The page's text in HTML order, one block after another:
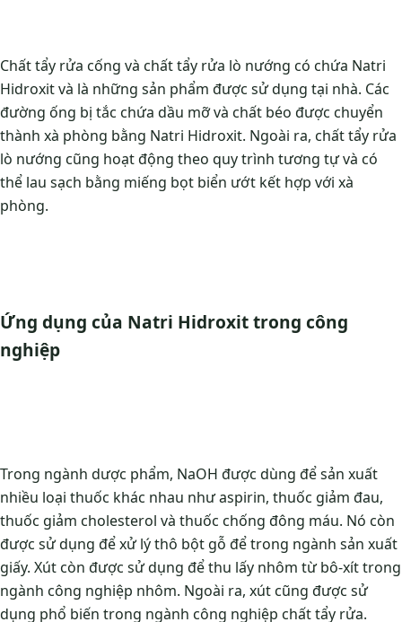
Chất tẩy rửa cống và chất tẩy rửa lò nướng có chứa Natri
Hidroxit và là những sản phẩm được sử dụng tại nhà. Các
đường ống bị tắc chứa dầu mỡ và chất béo được chuyển
thành xà phòng bằng Natri Hidroxit. Ngoài ra, chất tẩy rửa
lò nướng cũng hoạt động theo quy trình tương tự và có
thể lau sạch bằng miếng bọt biển ướt kết hợp với xà
phòng.
Ứng dụng của Natri Hidroxit trong công
nghiệp
Trong ngành dược phẩm, NaOH được dùng để sản xuất
nhiều loại thuốc khác nhau như aspirin, thuốc giảm đau,
thuốc giảm cholesterol và thuốc chống đông máu. Nó còn
được sử dụng để xử lý thô bột gỗ để trong ngành sản xuất
giấy. Xút còn được sử dụng để thu lấy nhôm từ bô-xít trong
ngành công nghiệp nhôm. Ngoài ra, xút cũng được sử
dụng phổ biến trong ngành công nghiệp chất tẩy rửa.